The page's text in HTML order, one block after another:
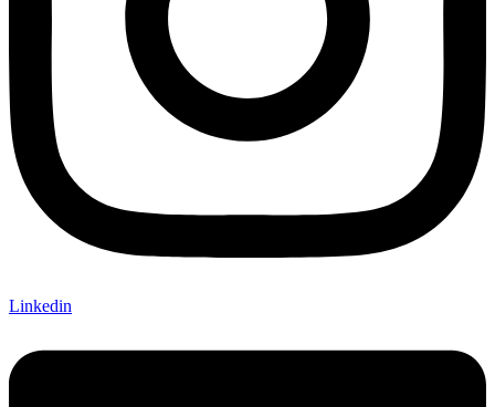
Linkedin